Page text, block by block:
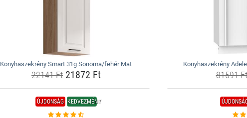
Konyhaszekrény Smart 31g Sonoma/fehér Mat
22141 Ft21872 Ft
Konyhaszekrény
81591 Ft
ÚJDONSÁG KEDVEZMÉNY